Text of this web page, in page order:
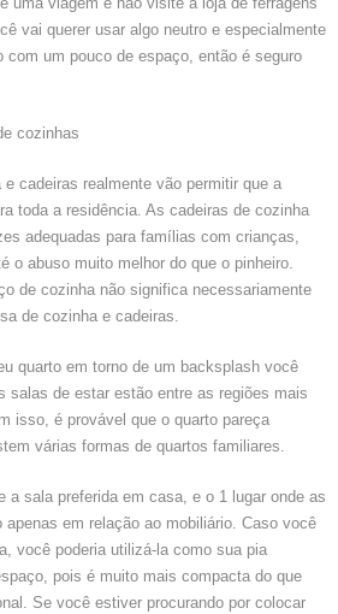
vai querer usar algo neutro e especialmente
com um pouco de espaço, então é seguro
cozinhas
cadeiras realmente vão permitir que a
toda a residência. As cadeiras de cozinha
adequadas para famílias com crianças,
o abuso muito melhor do que o pinheiro.
de cozinha não significa necessariamente
de cozinha e cadeiras.
quarto em torno de um backsplash você
salas de estar estão entre as regiões mais
isso, é provável que o quarto pareça
várias formas de quartos familiares.
a sala preferida em casa, e o 1 lugar onde as
apenas em relação ao mobiliário. Caso você
você poderia utilizá-la como sua pia
pois é muito mais compacta do que
Se você estiver procurando por colocar